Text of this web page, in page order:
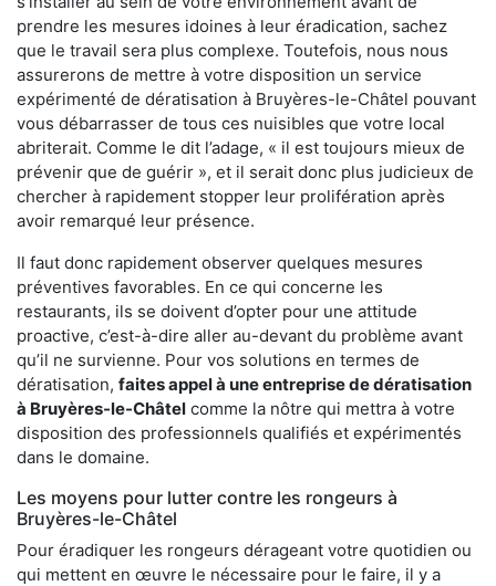
prendre les mesures idoines à leur éradication, sachez
que le travail sera plus complexe. Toutefois, nous nous
assurerons de mettre à votre disposition un service
expérimenté de dératisation à Bruyères-le-Châtel pouvant
vous débarrasser de tous ces nuisibles que votre local
abriterait. Comme le dit l’adage, « il est toujours mieux de
prévenir que de guérir », et il serait donc plus judicieux de
chercher à rapidement stopper leur prolifération après
avoir remarqué leur présence.
Il faut donc rapidement observer quelques mesures
préventives favorables. En ce qui concerne les
restaurants, ils se doivent d’opter pour une attitude
proactive, c’est-à-dire aller au-devant du problème avant
qu’il ne survienne. Pour vos solutions en termes de
dératisation, faites appel à une entreprise de dératisation
à Bruyères-le-Châtel comme la nôtre qui mettra à votre
disposition des professionnels qualifiés et expérimentés
dans le domaine.
Les moyens pour lutter contre les rongeurs à
Bruyères-le-Châtel
Pour éradiquer les rongeurs dérageant votre quotidien ou
qui mettent en œuvre le nécessaire pour le faire, il y a